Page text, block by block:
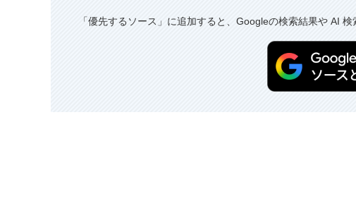
「優先するソース」に追加すると、Googleの検索結果や AI